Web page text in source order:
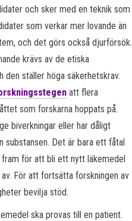
och sker med en teknik som
som verkar mer lovande än
och det görs också djurförsök.
krävs av de etiska
den ställer höga säkerhetskrav.
att flera
som forskarna hoppats på.
biverkningar eller har dåligt
substansen. Det är bara ett fåtal
fram för att bli ett nytt läkemedel
För att fortsätta forskningen av
bevilja stöd.
ska provas till en patient.